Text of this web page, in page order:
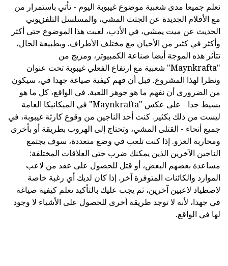
نعلم جميعا مدى شعبية موضوع غيبوبة اليوم - تأتي باستمرار من
مع الأفلام الجديدة عن الجثث المشي، والمسلسل التلفزيوني
الحديث عن ميت يمشي، في الأدب، لعبت هذا الموضوع حتى أكثر
وأكثر في كثير من الأحيان مع مختلف الأطراف. وبطبيعة الحال،
تتأثر هذه الموجة أيضا صناعة الكمبيوتر، ومزيج من
"Maynkrafta" شعبية مع ارتفاع الفعلي غيبوبة تحت عنوان
ونظرا لهذا المشروع. قبل أن فهم كيفية صياغة جهدا في، سيكون
من الضروري أن نفهم ما هو جوهر اللعبة. في الواقع، كل ما هو
بسيط جدا - على عكس "Maynkrafta" في الميكانيكا العامة
ليست من ذلك بكثير. كنت أحد الناجين من وقوع كارثة غيبوبة، في
جميع أنحاء - القتلى المشي، وتحتاج إلى الهروب بطريقة أو بأخرى
ومحاربة الغزو. إذا كنت تلعب في وضع متعددة، سوف يجتمع
الناجين الآخرين الذين يمكنك ضرب حتى العلاقات المختلفة:
مساعدة بعضهم البعض، أو قتل للحصول على عقد من لاعب
الموارد والكائنات المتوفرة آخر. إذا كان لديك أي رغبة خاصة
لاصطياد لاعبين آخرين، ثم يجب عليك بالتأكيد تعلم كيفية صياغة
في جهدا، لأنه لا توجد طريقة أخرى للحصول على الأشياء لا وجود
لها في الواقع.